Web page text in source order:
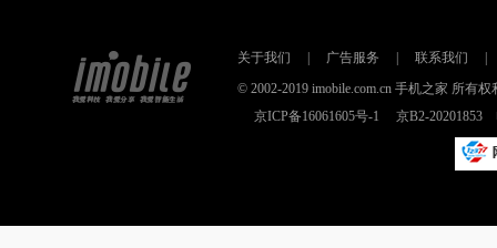
关于我们 广告服务 联系我们
© 2002-2019 imobile.com.cn 手机之家 所有
京ICP备16061605号-1
京B2-20201853